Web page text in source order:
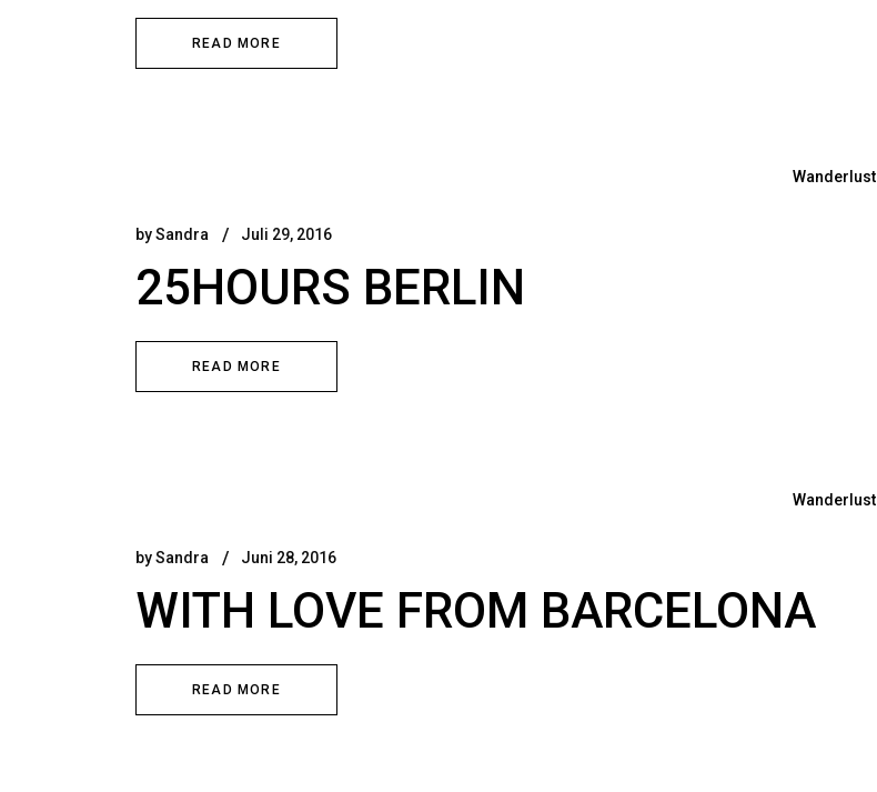
READ MORE
Wanderlust
bySandra Juli 29, 2016
25HOURS BERLIN
READ MORE
Wanderlust
bySandra Juni 28, 2016
WITH LOVE FROM BARCELONA
READ MORE